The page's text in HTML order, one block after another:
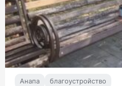
Анапа благоустройство